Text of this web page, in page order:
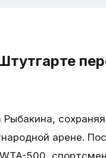
арене.
500,